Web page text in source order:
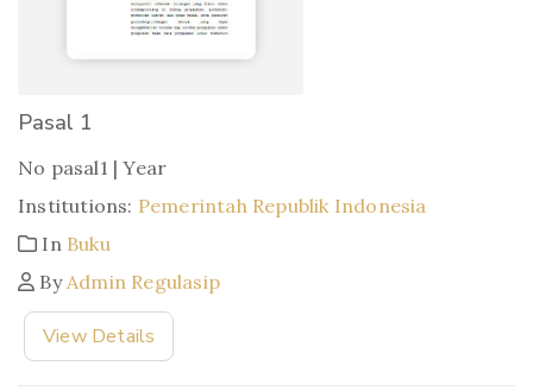
Pasal 1
No pasal1 | Year
Institutions: Pemerintah Republik Indonesia
In Buku
ByAdmin Regulasip
View Details